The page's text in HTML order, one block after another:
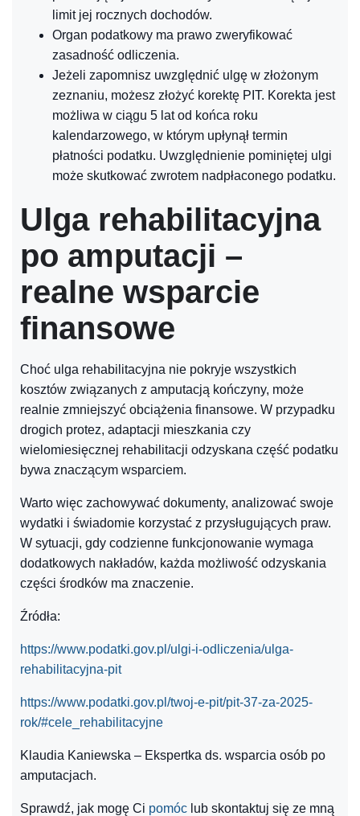
limit jej rocznych dochodów.
Organ podatkowy ma prawo zweryfikować
zasadność odliczenia.
Jeżeli zapomnisz uwzględnić ulgę w złożonym
zeznaniu, możesz złożyć korektę PIT. Korekta jest
możliwa w ciągu 5 lat od końca roku
kalendarzowego, w którym upłynął termin
płatności podatku. Uwzględnienie pominiętej ulgi
może skutkować zwrotem nadpłaconego podatku.
Ulga rehabilitacyjna
po amputacji –
realne wsparcie
finansowe
Choć ulga rehabilitacyjna nie pokryje wszystkich
kosztów związanych z amputacją kończyny, może
realnie zmniejszyć obciążenia finansowe. W przypadku
drogich protez, adaptacji mieszkania czy
wielomiesięcznej rehabilitacji odzyskana część podatku
bywa znaczącym wsparciem.
Warto więc zachowywać dokumenty, analizować swoje
wydatki i świadomie korzystać z przysługujących praw.
W sytuacji, gdy codzienne funkcjonowanie wymaga
dodatkowych nakładów, każda możliwość odzyskania
części środków ma znaczenie.
Źródła:
https://www.podatki.gov.pl/ulgi-i-odliczenia/ulga-
rehabilitacyjna-pit
https://www.podatki.gov.pl/twoj-e-pit/pit-37-za-2025-
rok/#cele_rehabilitacyjne
Klaudia Kaniewska – Ekspertka ds. wsparcia osób po
amputacjach.
Sprawdź, jak mogę Ci pomóc lub skontaktuj się ze mną